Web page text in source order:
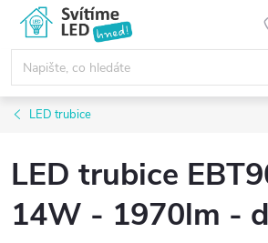
obsah
LED trubice
LED trubice
14W - 1970lm -